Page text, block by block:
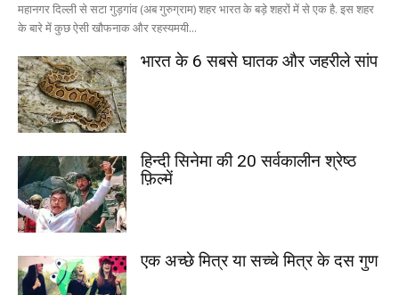
महानगर दिल्ली से सटा गुड़गांव (अब गुरुग्राम) शहर भारत के बड़े शहरों में से एक है. इस शहर
के बारे में कुछ ऐसी खौफनाक और रहस्यमयी...
भारत के 6 सबसे घातक और जहरीले सांप
हिन्दी सिनेमा की 20 सर्वकालीन श्रेष्ठ
फ़िल्में
एक अच्छे मित्र या सच्चे मित्र के दस गुण